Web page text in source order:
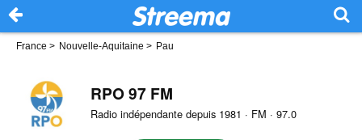
France > Nouvelle-Aquitaine > Pau
RPO 97 FM
Radio indépendante depuis 1981 · FM · 97.0